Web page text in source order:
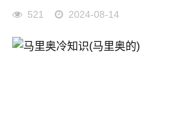
521 2024-08-14